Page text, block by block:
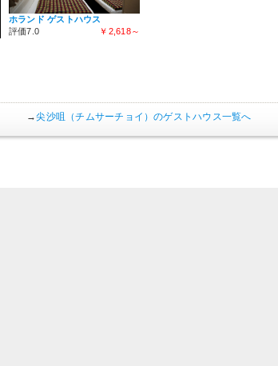
ホランド ゲストハウス
評価7.0
￥2,618～
→尖沙咀（チムサーチョイ）のゲストハウス一覧へ